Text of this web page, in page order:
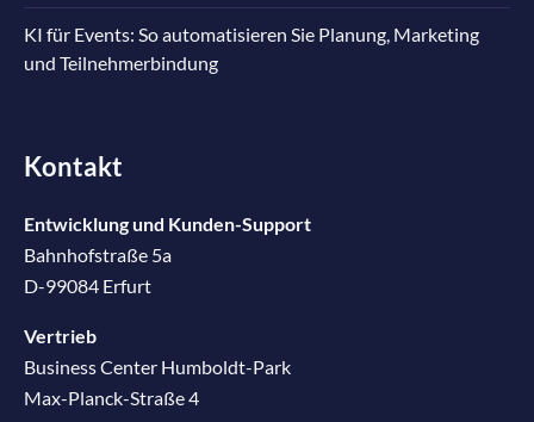
KI für Events: So automatisieren Sie Planung, Marketing
und Teilnehmerbindung
Kontakt
Entwicklung und Kunden-Support
Bahnhofstraße 5a
D-99084 Erfurt
Vertrieb
Business Center Humboldt-Park
Max-Planck-Straße 4